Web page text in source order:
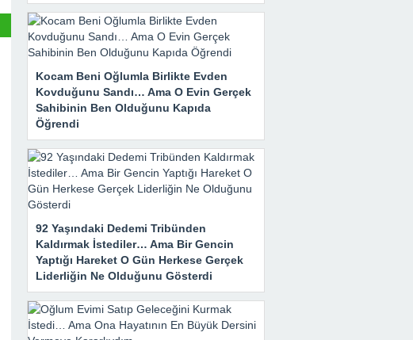
Kocam Beni Oğlumla Birlikte Evden
Kovduğunu Sandı… Ama O Evin Gerçek
Sahibinin Ben Olduğunu Kapıda
Öğrendi
92 Yaşındaki Dedemi Tribünden
Kaldırmak İstediler… Ama Bir Gencin
Yaptığı Hareket O Gün Herkese Gerçek
Liderliğin Ne Olduğunu Gösterdi